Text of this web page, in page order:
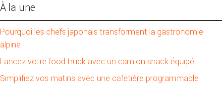
À la une
Pourquoi les chefs japonais transforment la gastronomie
alpine
Lancez votre food truck avec un camion snack équipé
Simplifiez vos matins avec une cafetière programmable